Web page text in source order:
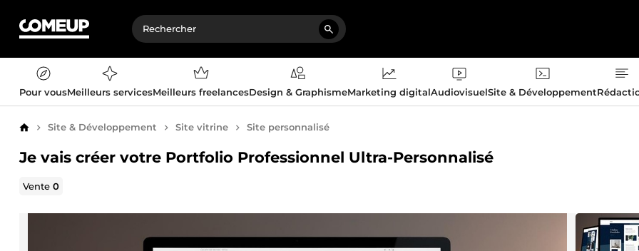
Pour vousMeilleurs servicesMeilleurs freelancesDesign & GraphismeMarketing digitalAudiovisuelSite & Développement
AccueilSite & Développement Site vitrine Site personnalisé
Je vais créer votre Portfolio Professionnel Ultra-Personnalisé
Vente0